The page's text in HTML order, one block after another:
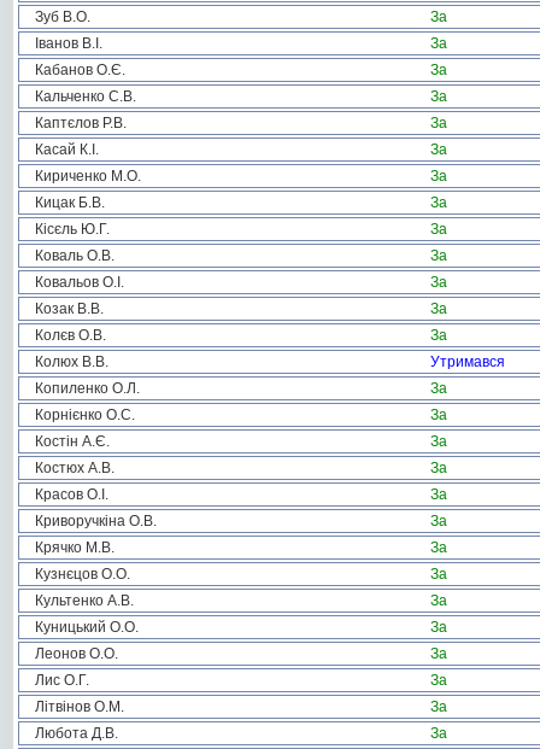
Зуб В.О.
За
Іванов В.І.
За
Кабанов О.Є.
За
Кальченко С.В.
За
Каптєлов Р.В.
За
Касай К.І.
За
Кириченко М.О.
За
Кицак Б.В.
За
Кісєль Ю.Г.
За
Коваль О.В.
За
Ковальов О.І.
За
Козак В.В.
За
Колєв О.В.
За
Колюх В.В.
Утримався
Копиленко О.Л.
За
Корнієнко О.С.
За
Костін А.Є.
За
Костюх А.В.
За
Красов О.І.
За
Криворучкіна О.В.
За
Крячко М.В.
За
Кузнєцов О.О.
За
Культенко А.В.
За
Куницький О.О.
За
Леонов О.О.
За
Лис О.Г.
За
Літвінов О.М.
За
Любота Д.В.
За